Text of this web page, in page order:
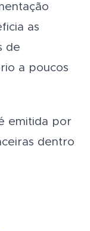
as
de
a poucos
emitida por
dentro